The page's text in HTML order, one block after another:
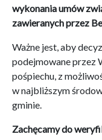
wykonania umów
zawieranych przez
Ważne jest, aby
podejmowane przez
pośpiechu, z
w najbliższym
gminie.
Zachęcamy do